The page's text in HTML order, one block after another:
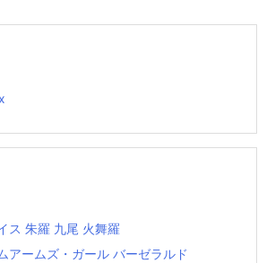
ス 朱羅 九尾 火舞羅
アームズ・ガール バーゼラルド